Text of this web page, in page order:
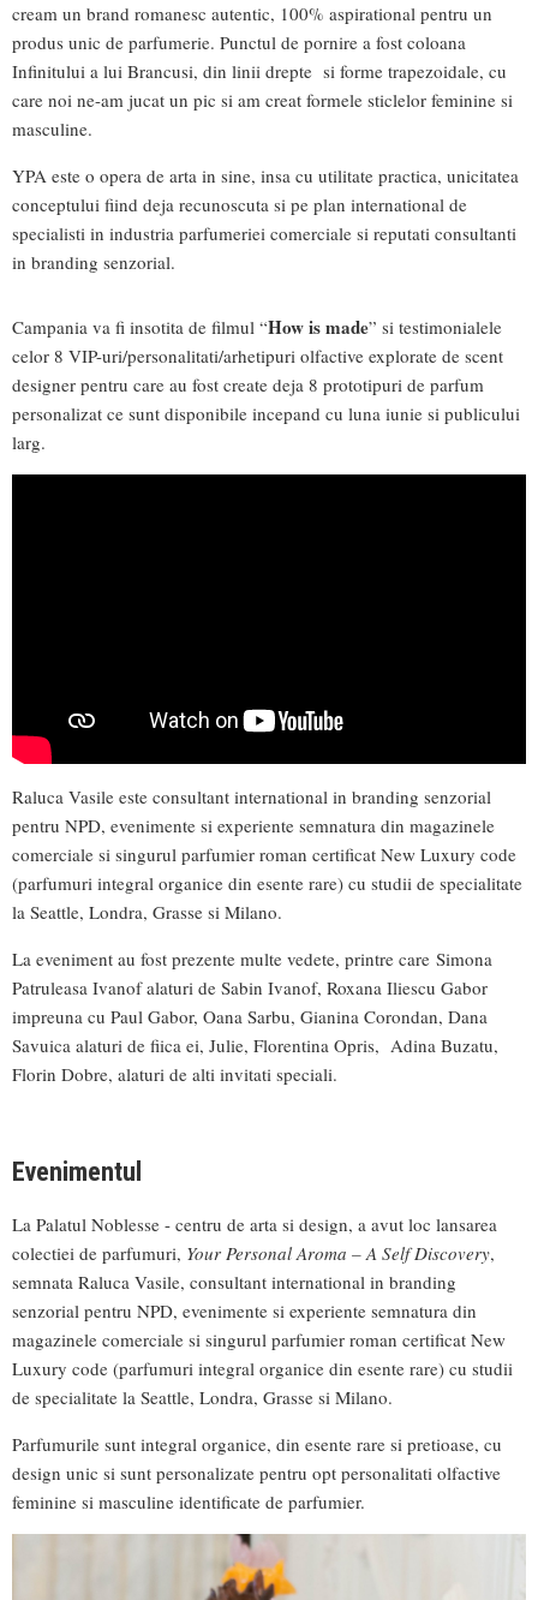
cream un brand romanesc autentic, 100% aspirational pentru un
produs unic de parfumerie. Punctul de pornire a fost coloana
Infinitului a lui Brancusi, din linii drepte si forme trapezoidale, cu
care noi ne-am jucat un pic si am creat formele sticlelor feminine si
masculine.
YPA este o opera de arta in sine, insa cu utilitate practica, unicitatea
conceptului fiind deja recunoscuta si pe plan international de
specialisti in industria parfumeriei comerciale si reputati consultanti
in branding senzorial.
Campania va fi insotita de filmul “How is made” si testimonialele
celor 8 VIP-uri/personalitati/arhetipuri olfactive explorate de scent
designer pentru care au fost create deja 8 prototipuri de parfum
personalizat ce sunt disponibile incepand cu luna iunie si publicului
larg.
Raluca Vasile este consultant international in branding senzorial
pentru NPD, evenimente si experiente semnatura din magazinele
comerciale si singurul parfumier roman certificat New Luxury code
(parfumuri integral organice din esente rare) cu studii de specialitate
la Seattle, Londra, Grasse si Milano.
La eveniment au fost prezente multe vedete, printre care Simona
Patruleasa Ivanof alaturi de Sabin Ivanof, Roxana Iliescu Gabor
impreuna cu Paul Gabor, Oana Sarbu, Gianina Corondan, Dana
Savuica alaturi de fiica ei, Julie, Florentina Opris, Adina Buzatu,
Florin Dobre, alaturi de alti invitati speciali.
Evenimentul
La Palatul Noblesse - centru de arta si design, a avut loc lansarea
colectiei de parfumuri, Your Personal Aroma – A Self Discovery,
semnata Raluca Vasile, consultant international in branding
senzorial pentru NPD, evenimente si experiente semnatura din
magazinele comerciale si singurul parfumier roman certificat New
Luxury code (parfumuri integral organice din esente rare) cu studii
de specialitate la Seattle, Londra, Grasse si Milano.
Parfumurile sunt integral organice, din esente rare si pretioase, cu
design unic si sunt personalizate pentru opt personalitati olfactive
feminine si masculine identificate de parfumier.